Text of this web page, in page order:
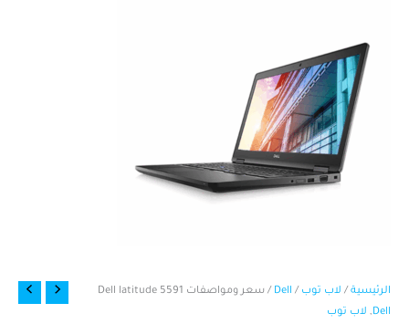
الرئيسية / لاب توب /
Dell / سعر ومواصفات Dell latitude 5591
Dell
, لاب توب
كمية
سعر